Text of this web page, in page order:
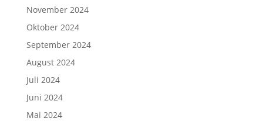
November 2024
Oktober 2024
September 2024
August 2024
Juli 2024
Juni 2024
Mai 2024